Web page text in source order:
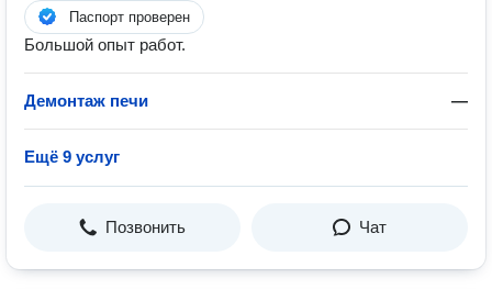
Паспорт проверен
Большой опыт работ.
Демонтаж печи —
Ещё 9 услуг
Позвонить Чат